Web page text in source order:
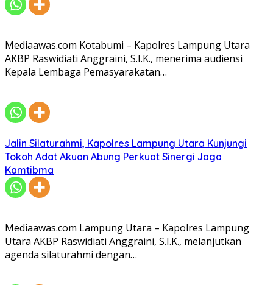
Mediaawas.com Kotabumi – Kapolres Lampung Utara
AKBP Raswidiati Anggraini, S.I.K., menerima audiensi
Kepala Lembaga Pemasyarakatan…
Jalin Silaturahmi, Kapolres Lampung Utara Kunjungi
Tokoh Adat Akuan Abung Perkuat Sinergi Jaga
Kamtibma
Mediaawas.com Lampung Utara – Kapolres Lampung
Utara AKBP Raswidiati Anggraini, S.I.K., melanjutkan
agenda silaturahmi dengan…